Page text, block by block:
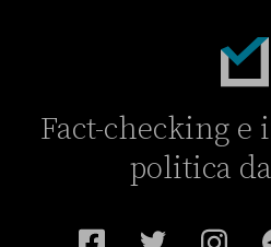
Fact-checking
politica